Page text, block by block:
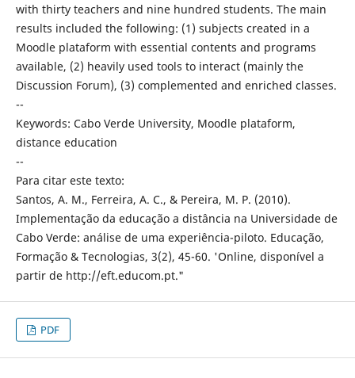
with thirty teachers and nine hundred students. The main
results included the following: (1) subjects created in a
Moodle plataform with essential contents and programs
available, (2) heavily used tools to interact (mainly the
Discussion Forum), (3) complemented and enriched classes.
--
Keywords: Cabo Verde University, Moodle plataform,
distance education
--
Para citar este texto:
Santos, A. M., Ferreira, A. C., & Pereira, M. P. (2010).
Implementação da educação a distância na Universidade de
Cabo Verde: análise de uma experiência-piloto. Educação,
Formação & Tecnologias, 3(2), 45-60. 'Online, disponível a
partir de http://eft.educom.pt."
PDF